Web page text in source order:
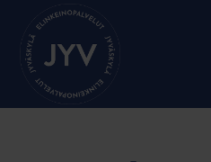
suoraan
sisältöön